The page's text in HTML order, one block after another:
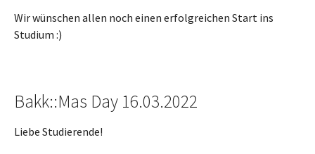
Wir wünschen allen noch einen erfolgreichen Start ins
Studium :)
Bakk::Mas Day 16.03.2022
Liebe Studierende!